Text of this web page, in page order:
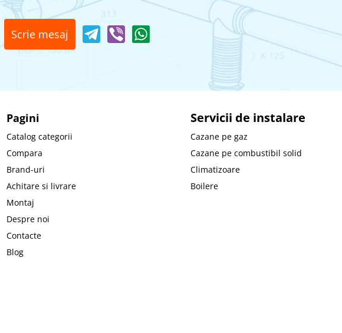
Scrie mesaj
Pagini
Catalog categorii
Compara
Brand-uri
Achitare si livrare
Montaj
Despre noi
Contacte
Blog
Servicii de instalare
Cazane pe gaz
Cazane pe combustibil solid
Climatizoare
Boilere